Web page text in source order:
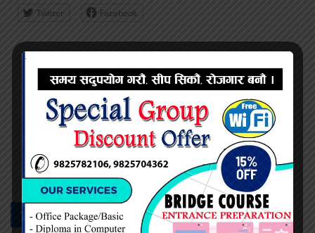
Twitter Facebook
प्रदिप सिंह
सम्बन्धित -समाचार